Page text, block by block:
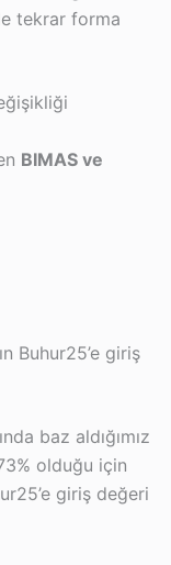
tekrar forma
BIMAS ve
Buhur25’e giriş
baz aldığımız
olduğu için
giriş değeri